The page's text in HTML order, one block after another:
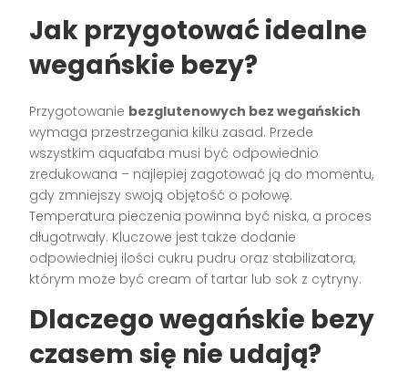
Jak przygotować idealne
wegańskie bezy?
Przygotowanie bezglutenowych bez wegańskich
wymaga przestrzegania kilku zasad. Przede
wszystkim aquafaba musi być odpowiednio
zredukowana – najlepiej zagotować ją do momentu,
gdy zmniejszy swoją objętość o połowę.
Temperatura pieczenia powinna być niska, a proces
długotrwały. Kluczowe jest także dodanie
odpowiedniej ilości cukru pudru oraz stabilizatora,
którym może być cream of tartar lub sok z cytryny.
Dlaczego wegańskie bezy
czasem się nie udają?